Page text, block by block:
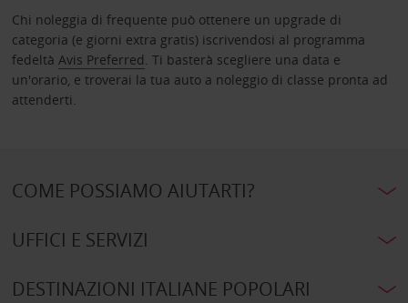
Chi noleggia di frequente può ottenere un upgrade di
categoria (e giorni extra gratis) iscrivendosi al programma
fedeltà Avis Preferred. Ti basterà scegliere una data e
un'orario, e troverai la tua auto a noleggio di classe pronta ad
attenderti.
COME POSSIAMO AIUTARTI?
UFFICI E SERVIZI
DESTINAZIONI ITALIANE POPOLARI